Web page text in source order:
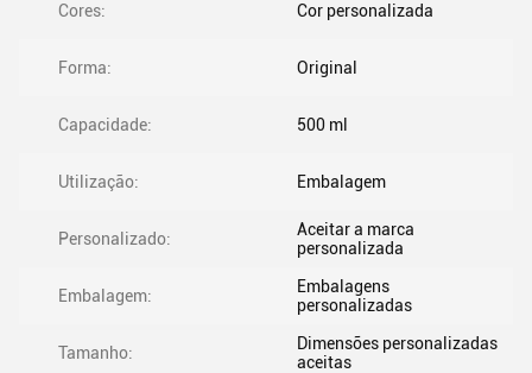
Cores: Cor personalizada
Forma: Original
Capacidade: 500 ml
Utilização: Embalagem
Personalizado:
Aceitar a marca
personalizada
Embalagem:
Embalagens
personalizadas
Tamanho:
Dimensões personalizadas
aceitas